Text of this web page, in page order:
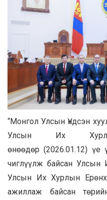
“Монгол Улсын Үндсэн
Улсын Их
өнөөдөр (2026.01.12) үе
чиглүүлж байсан
Улсын Их Хурлын
ажиллаж байсан